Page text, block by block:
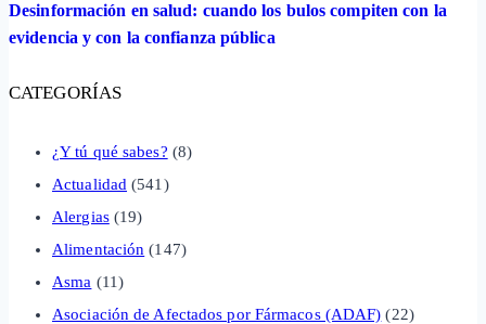
Desinformación en salud: cuando los bulos compiten con la
evidencia y con la confianza pública
CATEGORÍAS
¿Y tú qué sabes? (8)
Actualidad (541)
Alergias(19)
Alimentación (147)
Asma (11)
Asociación de Afectados por Fármacos (ADAF) (22)